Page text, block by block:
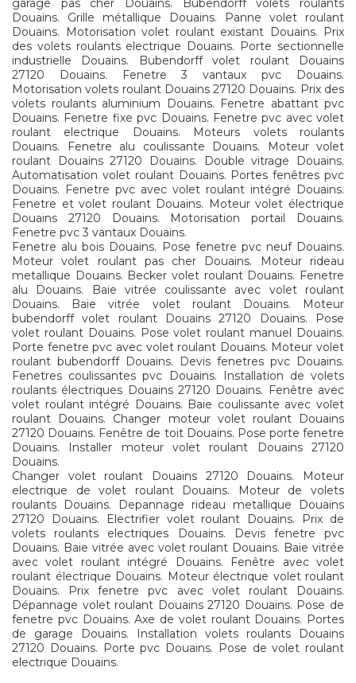
garage pas cher Douains. Bubendorff volets roulants
Douains. Grille métallique Douains. Panne volet roulant
Douains. Motorisation volet roulant existant Douains. Prix
des volets roulants electrique Douains. Porte sectionnelle
industrielle Douains. Bubendorff volet roulant Douains
27120 Douains. Fenetre 3 vantaux pvc Douains.
Motorisation volets roulant Douains 27120 Douains. Prix des
volets roulants aluminium Douains. Fenetre abattant pvc
Douains. Fenetre fixe pvc Douains. Fenetre pvc avec volet
roulant electrique Douains. Moteurs volets roulants
Douains. Fenetre alu coulissante Douains. Moteur volet
roulant Douains 27120 Douains. Double vitrage Douains.
Automatisation volet roulant Douains. Portes fenêtres pvc
Douains. Fenetre pvc avec volet roulant intégré Douains.
Fenetre et volet roulant Douains. Moteur volet électrique
Douains 27120 Douains. Motorisation portail Douains.
Fenetre pvc 3 vantaux Douains.
Fenetre alu bois Douains. Pose fenetre pvc neuf Douains.
Moteur volet roulant pas cher Douains. Moteur rideau
metallique Douains. Becker volet roulant Douains. Fenetre
alu Douains. Baie vitrée coulissante avec volet roulant
Douains. Baie vitrée volet roulant Douains. Moteur
bubendorff volet roulant Douains 27120 Douains. Pose
volet roulant Douains. Pose volet roulant manuel Douains.
Porte fenetre pvc avec volet roulant Douains. Moteur volet
roulant bubendorff Douains. Devis fenetres pvc Douains.
Fenetres coulissantes pvc Douains. Installation de volets
roulants électriques Douains 27120 Douains. Fenêtre avec
volet roulant intégré Douains. Baie coulissante avec volet
roulant Douains. Changer moteur volet roulant Douains
27120 Douains. Fenêtre de toit Douains. Pose porte fenetre
Douains. Installer moteur volet roulant Douains 27120
Douains.
Changer volet roulant Douains 27120 Douains. Moteur
electrique de volet roulant Douains. Moteur de volets
roulants Douains. Depannage rideau metallique Douains
27120 Douains. Electrifier volet roulant Douains. Prix de
volets roulants electriques Douains. Devis fenetre pvc
Douains. Baie vitrée avec volet roulant Douains. Baie vitrée
avec volet roulant intégré Douains. Fenêtre avec volet
roulant électrique Douains. Moteur électrique volet roulant
Douains. Prix fenetre pvc avec volet roulant Douains.
Dépannage volet roulant Douains 27120 Douains. Pose de
fenetre pvc Douains. Axe de volet roulant Douains. Portes
de garage Douains. Installation volets roulants Douains
27120 Douains. Porte pvc Douains. Pose de volet roulant
electrique Douains.